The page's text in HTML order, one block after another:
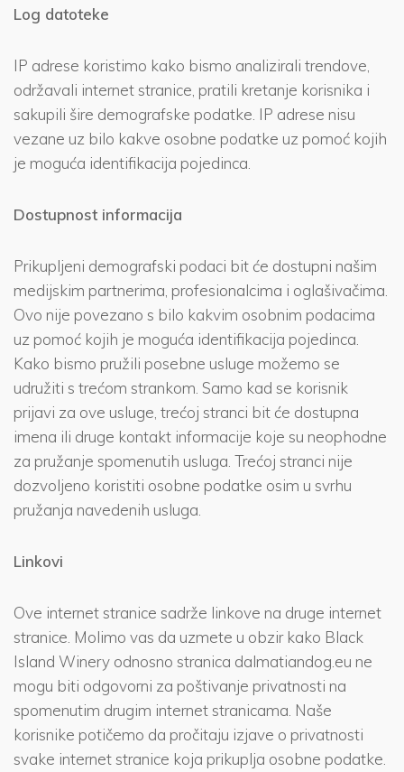
Log datoteke
IP adrese koristimo kako bismo analizirali trendove,
održavali internet stranice, pratili kretanje korisnika i
sakupili šire demografske podatke. IP adrese nisu
vezane uz bilo kakve osobne podatke uz pomoć kojih
je moguća identifikacija pojedinca.
Dostupnost informacija
Prikupljeni demografski podaci bit će dostupni našim
medijskim partnerima, profesionalcima i oglašivačima.
Ovo nije povezano s bilo kakvim osobnim podacima
uz pomoć kojih je moguća identifikacija pojedinca.
Kako bismo pružili posebne usluge možemo se
udružiti s trećom strankom. Samo kad se korisnik
prijavi za ove usluge, trećoj stranci bit će dostupna
imena ili druge kontakt informacije koje su neophodne
za pružanje spomenutih usluga. Trećoj stranci nije
dozvoljeno koristiti osobne podatke osim u svrhu
pružanja navedenih usluga.
Linkovi
Ove internet stranice sadrže linkove na druge internet
stranice. Molimo vas da uzmete u obzir kako Black
Island Winery odnosno stranica dalmatiandog.eu ne
mogu biti odgovorni za poštivanje privatnosti na
spomenutim drugim internet stranicama. Naše
korisnike potičemo da pročitaju izjave o privatnosti
svake internet stranice koja prikuplja osobne podatke.